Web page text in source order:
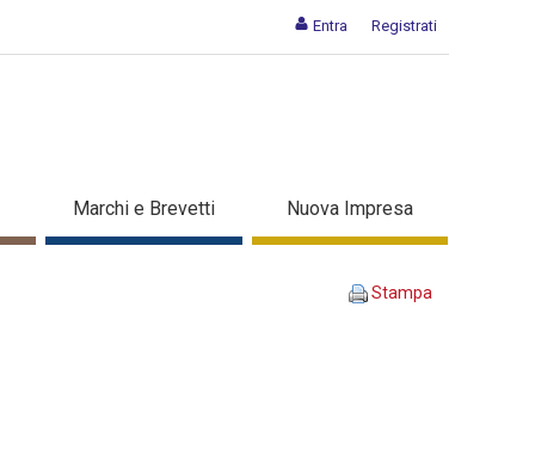
Entra Registrati
INSIEME - Dettaglio corso
Marchi e Brevetti Nuova Impresa
Stampa